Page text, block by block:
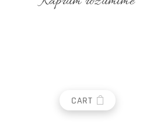
CART